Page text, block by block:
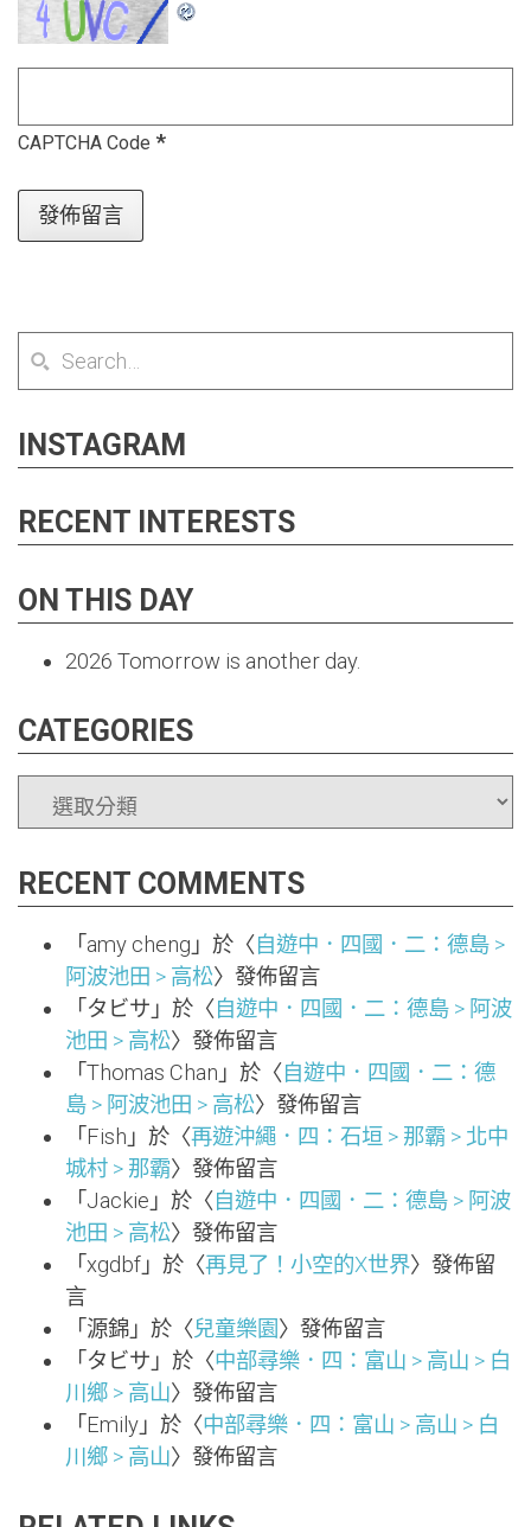
CAPTCHA Code *
INSTAGRAM
RECENT INTERESTS
ON THIS DAY
2026 Tomorrow is another day.
CATEGORIES
RECENT COMMENTS
「 amy cheng 」於〈自遊中．四國．二：德島 >
阿波池田 > 高松〉發佈留言
「 タビサ 」於〈自遊中．四國．二：德島 > 阿波
池田 > 高松〉發佈留言
「Thomas Chan 」於〈自遊中．四國．二：德
島 > 阿波池田 > 高松〉發佈留言
「 Fish 」於〈再遊沖繩．四：石垣 > 那霸 > 北中
城村 > 那霸〉發佈留言
「 Jackie 」於〈自遊中．四國．二：德島 > 阿波
池田 > 高松〉發佈留言
「xgdbf 」於〈再見了！小空的X世界〉發佈留
言
「 源錦 」於〈兒童樂園〉發佈留言
「 タビサ 」於〈中部尋樂．四：富山 > 高山 > 白
川鄉 > 高山〉發佈留言
「 Emily 」於〈中部尋樂．四：富山 > 高山 > 白
川鄉 > 高山〉發佈留言